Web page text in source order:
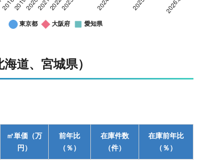
道、宮城県）
㎡単価（万
円）
前年比
（％）
在庫件数
（件）
在庫前年比
（％）